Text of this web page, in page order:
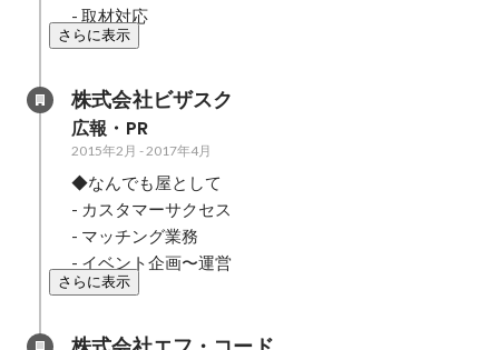
- 取材対応
さらに表示
株式会社ビザスク
広報・PR
2015年2月 - 2017年4月
◆なんでも屋として
- カスタマーサクセス
- マッチング業務
- イベント企画〜運営
さらに表示